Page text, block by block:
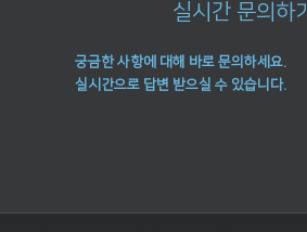
실시간 문의하기
궁금한 사항에 대해 바로 문의하세요.
실시간으로 답변 받으실 수 있습니다.